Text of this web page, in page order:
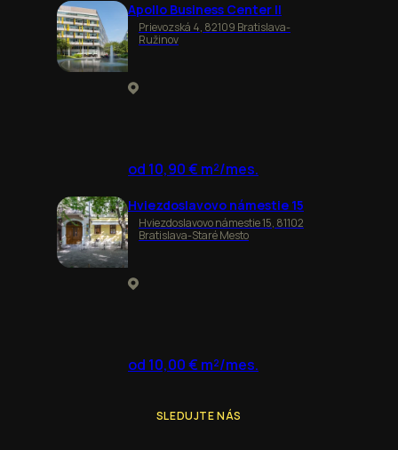
Apollo Business Center II
Prievozská 4, 82109 Bratislava-
Ružinov
od 10,90 € m²/mes.
Hviezdoslavovo námestie 15
Hviezdoslavovo námestie 15, 81102
Bratislava-Staré Mesto
od 10,00 € m²/mes.
SLEDUJTE NÁS